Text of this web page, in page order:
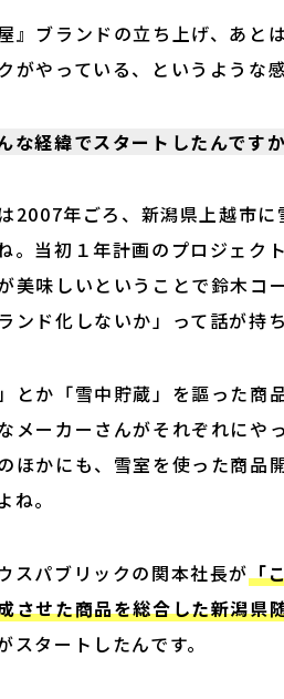
』ブランドの立ち上げ、あと
がやっている、というような
な経緯でスタートしたんです
2007年ごろ、新潟県上越市
。当初１年計画のプロジェク
美味しいということで鈴木コ
ンド化しないか」って話が持ち
とか「雪中貯蔵」を謳った商
メーカーさんがそれぞれにや
ほかにも、雪室を使った商品
ね。
スパブリックの関本社長が「
させた商品を総合した新潟県
スタートしたんです。